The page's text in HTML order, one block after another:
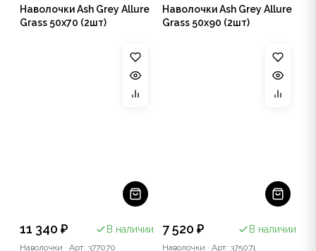
Наволочки Ash Grey Allure
Grass 50х70 (2шт)
Наволочки Ash Grey Allure
Grass 50х90 (2шт)
11 340 ₽ В наличии
Наволочки · Арт: 377070
7 520 ₽ В наличии
Наволочки · Арт: 375071